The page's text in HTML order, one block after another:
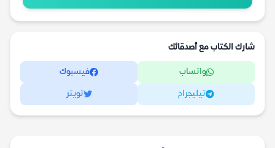
شارك الكتاب مع أصدقائك
واتساب فيسبوك
تيليجرام تويتر